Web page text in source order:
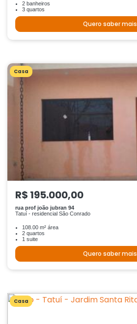
2 banheiros
3 quartos
Quero saber mais
Casa
R$ 195.000,00
rua prof joão jubran 94
Tatuí - residencial São Conrado
108.00 m² área
2 quartos
1 suite
Quero saber mais
Casa